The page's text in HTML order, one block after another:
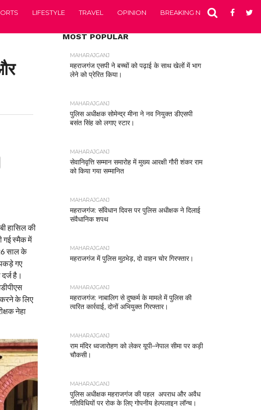
LIFESTYLE TRAVEL OPINION BREAKING NEWS
हासिल की
गई स्मैक में
साल के
गए
है।
करने के लिए
नेहा
MOST POPULAR
MAHARAJGANJ
महराजगंज एसपी ने बच्चों को पढ़ाई के साथ खेलों में भाग
लेने को प्रेरित किया।
MAHARAJGANJ
पुलिस अधीक्षक सोमेन्द्र मीना ने नव नियुक्त डीएसपी
बसंत सिंह को लगाए स्टार।
MAHARAJGANJ
सेवानिवृत्ति सम्मान समारोह में मुख्य आरक्षी गौरी शंकर राम
को किया गया सम्मानित
MAHARAJGANJ
महराजगंज: संविधान दिवस पर पुलिस अधीक्षक ने दिलाई
संवैधानिक शपथ
MAHARAJGANJ
महराजगंज में पुलिस मुठभेड़, दो वाहन चोर गिरफ्तार।
MAHARAJGANJ
महराजगंज: नाबालिग से दुष्कर्म के मामले में पुलिस की
त्वरित कार्रवाई, दोनों अभियुक्त गिरफ्तार।
MAHARAJGANJ
राम मंदिर ध्वजारोहण को लेकर यूपी–नेपाल सीमा पर कड़ी
चौकसी।
MAHARAJGANJ
पुलिस अधीक्षक महराजगंज की पहल अपराध और अवैध
गतिविधियों पर रोक के लिए गोपनीय हेल्पलाइन लॉन्च।